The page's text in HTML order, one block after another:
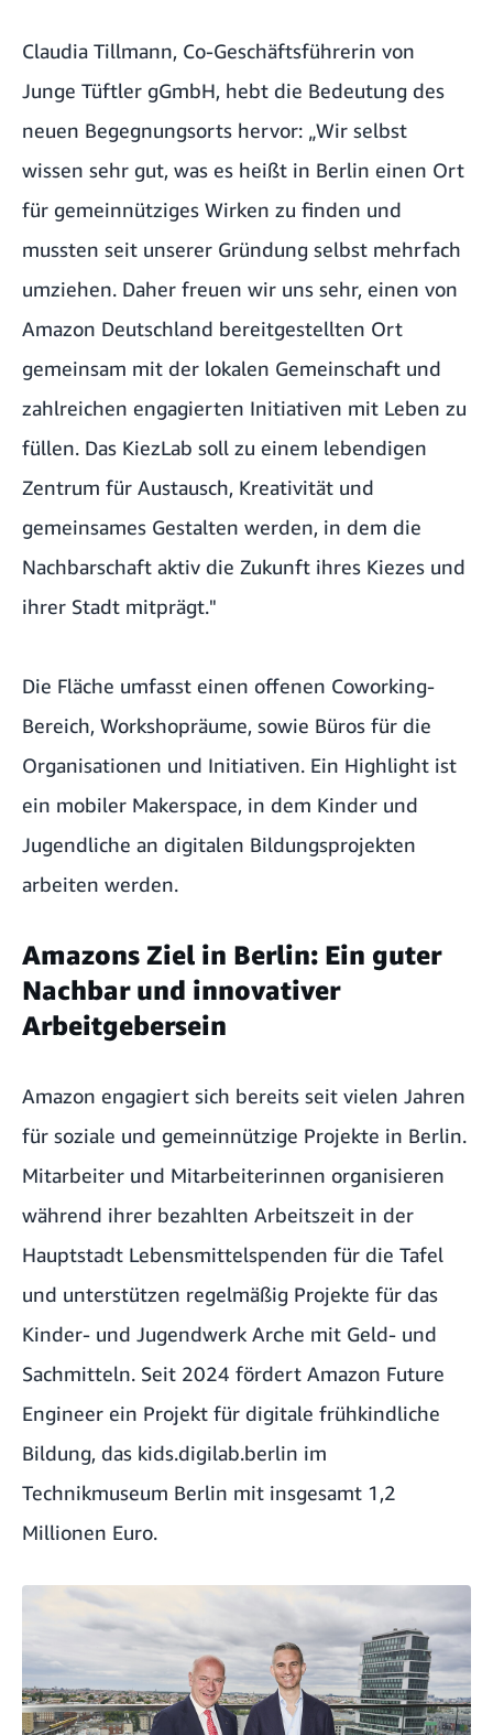
Claudia Tillmann, Co-Geschäftsführerin von
Junge Tüftler gGmbH, hebt die Bedeutung des
neuen Begegnungsorts hervor: „Wir selbst
wissen sehr gut, was es heißt in Berlin einen Ort
für gemeinnütziges Wirken zu finden und
mussten seit unserer Gründung selbst mehrfach
umziehen. Daher freuen wir uns sehr, einen von
Amazon Deutschland bereitgestellten Ort
gemeinsam mit der lokalen Gemeinschaft und
zahlreichen engagierten Initiativen mit Leben zu
füllen. Das KiezLab soll zu einem lebendigen
Zentrum für Austausch, Kreativität und
gemeinsames Gestalten werden, in dem die
Nachbarschaft aktiv die Zukunft ihres Kiezes und
ihrer Stadt mitprägt."
Die Fläche umfasst einen offenen Coworking-
Bereich, Workshopräume, sowie Büros für die
Organisationen und Initiativen. Ein Highlight ist
ein mobiler Makerspace, in dem Kinder und
Jugendliche an digitalen Bildungsprojekten
arbeiten werden.
Amazons Ziel in Berlin: Ein guter
Nachbar und innovativer
Arbeitgebersein
Amazon engagiert sich bereits seit vielen Jahren
für soziale und gemeinnützige Projekte in Berlin.
Mitarbeiter und Mitarbeiterinnen organisieren
während ihrer bezahlten Arbeitszeit in der
Hauptstadt Lebensmittelspenden für die Tafel
und unterstützen regelmäßig Projekte für das
Kinder- und Jugendwerk Arche mit Geld- und
Sachmitteln. Seit 2024 fördert Amazon Future
Engineer ein Projekt für digitale frühkindliche
Bildung, das kids.digilab.berlin im
Technikmuseum Berlin mit insgesamt 1,2
Millionen Euro.